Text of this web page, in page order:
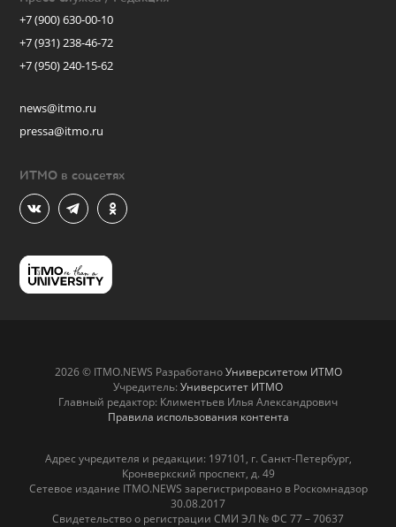
+7 (900) 630-00-10
+7 (931) 238-46-72
+7 (950) 240-15-62
news@itmo.ru
pressa@itmo.ru
ИТМО в соцсетях
2026 © ITMO.NEWS РазработаноУниверситетом ИТМО
Учредитель: Университет ИТМО
Главный редактор: Климентьев Илья Александрович
Правила использования контента
Адрес учредителя и редакции: 197101, г. Санкт-Петербург,
Кронверкский проспект, д. 49
Сетевое издание ITMO.NEWS зарегистрировано в Роскомнадзор
30.08.2017
Свидетельство о регистрации СМИ ЭЛ № ФС 77 – 70637